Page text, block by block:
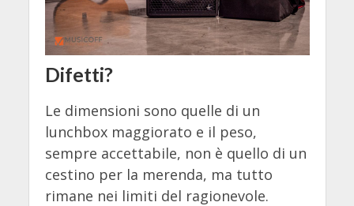
Difetti?
Le dimensioni sono quelle di un
lunchbox maggiorato e il peso,
sempre accettabile, non è quello di un
cestino per la merenda, ma tutto
rimane nei limiti del ragionevole.